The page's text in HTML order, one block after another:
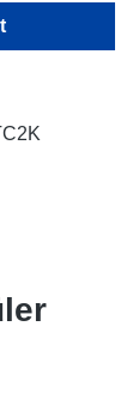
or